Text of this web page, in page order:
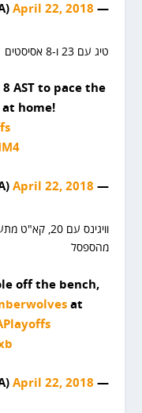
— NBA (@NBA)
April 22, 2018
טיג עם 23 ו-8 אסיסטים
8 AST to pace the
at home!
— NBA (@NBA)
April 22, 2018
מהספסל
off the bench,
at
— NBA (@NBA)
April 22, 2018